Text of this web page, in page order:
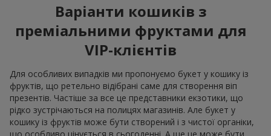
Варіанти кошиків з
преміальними фруктами для
VIP-клієнтів
Для особливих випадків ми пропонуємо букет у кошику із
фруктів, що ретельно відібрані саме для створення віп
презентів. Частіше за все це представники екзотики, що
рідко зустрічаються на полицях магазинів. Але букет у
кошику із фруктів може бути створений і з чистої органіки,
що особливо цінується в сьогоденні. А ще це може бути